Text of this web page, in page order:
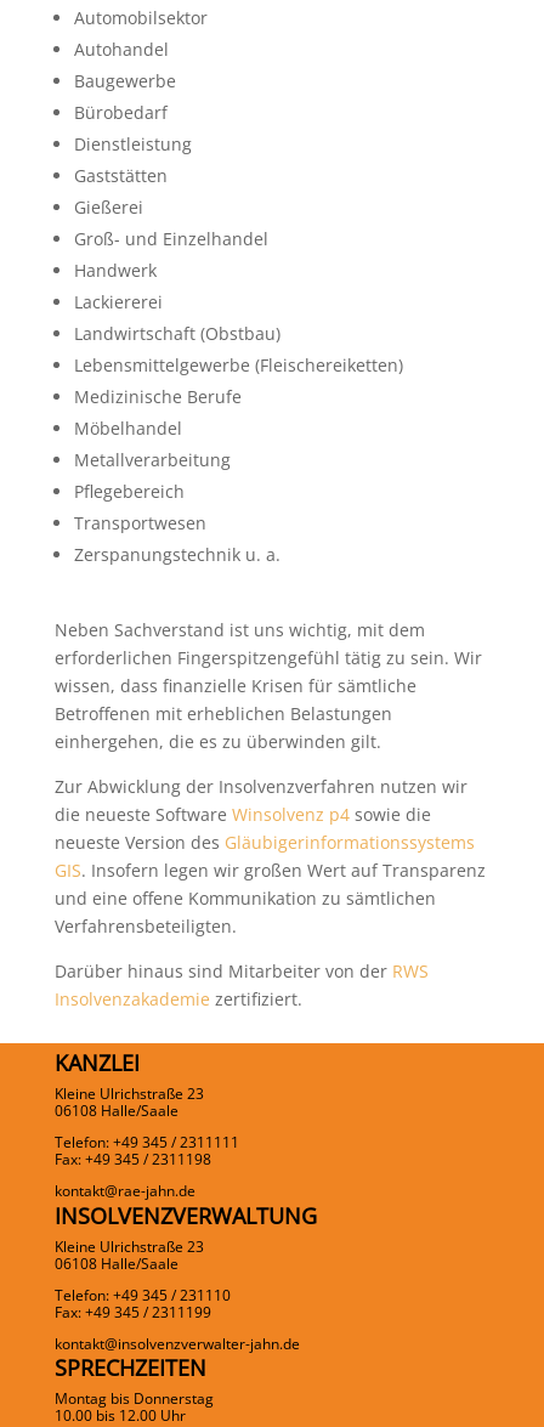
Automobilsektor
Autohandel
Baugewerbe
Bürobedarf
Dienstleistung
Gaststätten
Gießerei
Groß- und Einzelhandel
Handwerk
Lackiererei
Landwirtschaft (Obstbau)
Lebensmittelgewerbe (Fleischereiketten)
Medizinische Berufe
Möbelhandel
Metallverarbeitung
Pflegebereich
Transportwesen
Zerspanungstechnik u. a.
Neben Sachverstand ist uns wichtig, mit dem
erforderlichen Fingerspitzengefühl tätig zu sein. Wir
wissen, dass finanzielle Krisen für sämtliche
Betroffenen mit erheblichen Belastungen
einhergehen, die es zu überwinden gilt.
Zur Abwicklung der Insolvenzverfahren nutzen wir
die neueste Software Winsolvenz p4sowie die
neueste Version des Gläubigerinformationssystems
GIS. Insofern legen wir großen Wert auf Transparenz
und eine offene Kommunikation zu sämtlichen
Verfahrensbeteiligten.
Darüber hinaus sind Mitarbeiter von der RWS
Insolvenzakademie zertifiziert.
KANZLEI
Kleine Ulrichstraße 23
06108 Halle/Saale
Telefon: +49 345 / 2311111
Fax: +49 345 / 2311198
kontakt@rae-jahn.de
INSOLVENZVERWALTUNG
Kleine Ulrichstraße 23
06108 Halle/Saale
Telefon: +49 345 / 231110
Fax: +49 345 / 2311199
kontakt@insolvenzverwalter-jahn.de
SPRECHZEITEN
Montag bis Donnerstag
10.00 bis 12.00 Uhr